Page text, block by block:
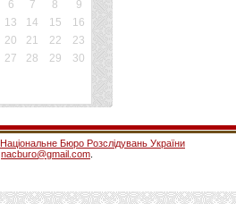
6 7 8
9
13 14 15
16
20 21 22
23
27 28 29
30
Національне Бюро Розслідувань України
nacburo@gmail.com